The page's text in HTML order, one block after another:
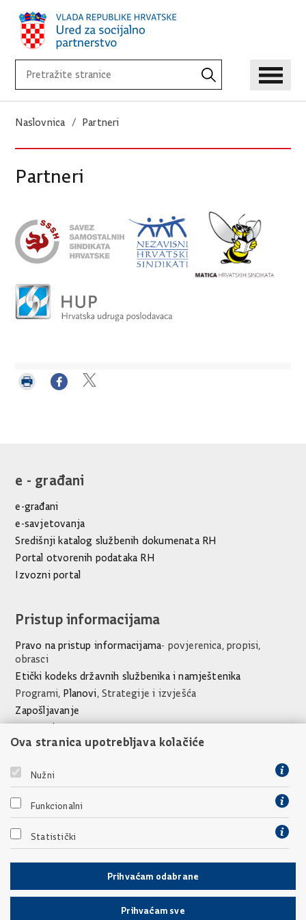
Naslovnica Partneri
Partneri
e - građani
e-građani
e-savjetovanja
Središnji katalog službenih dokumenata RH
Portal otvorenih podataka RH
Izvozni portal
Pristup informacijama
Pravo na pristup informacijama- povjerenica, propisi,
obrasci
Etički kodeks državnih službenika i namještenika
Programi, Planovi, Strategije i izvješća
Zapošljavanje
Javna nabava
Financijski dokumenti Ureda
Poveznice
Vlada Republike Hrvatske
Socijalni partneri
Međunarodne partnerske organizacije
Ova stranica upotrebljava kolačiće
Nužni
Funkcionalni
Statistički
Prihvaćam odabrane
Prihvaćam sve